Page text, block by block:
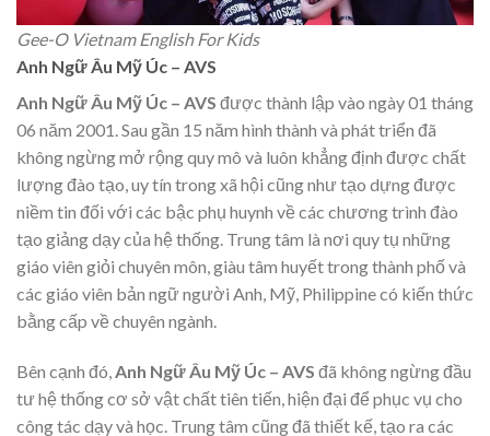
Gee-O Vietnam English For Kids
Anh Ngữ Âu Mỹ Úc – AVS
Anh Ngữ Âu Mỹ Úc – AVS được thành lập vào ngày 01 tháng
06 năm 2001. Sau gần 15 năm hình thành và phát triển đã
không ngừng mở rộng quy mô và luôn khẳng định được chất
lượng đào tạo, uy tín trong xã hội cũng như tạo dựng được
niềm tin đối với các bậc phụ huynh về các chương trình đào
tạo giảng dạy của hệ thống. Trung tâm là nơi quy tụ những
giáo viên giỏi chuyên môn, giàu tâm huyết trong thành phố và
các giáo viên bản ngữ người Anh, Mỹ, Philippine có kiến thức
bằng cấp về chuyên ngành.
Bên cạnh đó,Anh Ngữ Âu Mỹ Úc – AVS đã không ngừng đầu
tư hệ thống cơ sở vật chất tiên tiến, hiện đại để phục vụ cho
công tác dạy và học. Trung tâm cũng đã thiết kế, tạo ra các